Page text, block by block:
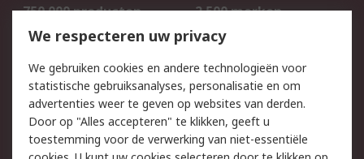
750.000 producten
2.500 merken
Bestellen
Inkoopoplossingen
Track & Trace
Wettelijk
Cookiebeleid Email veiligheid
We respecteren uw privacy
We gebruiken cookies en andere technologieën voor
statistische gebruiksanalyses, personalisatie en om
advertenties weer te geven op websites van derden.
Door op "Alles accepteren" te klikken, geeft u
toestemming voor de verwerking van niet-essentiële